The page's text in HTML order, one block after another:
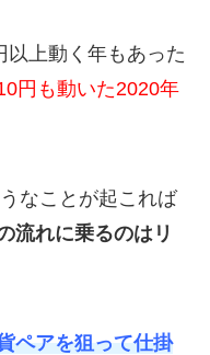
以上動く年もあった
円も動いた2020年
なことが起これば
流れに乗るのはリ
ペアを狙って仕掛